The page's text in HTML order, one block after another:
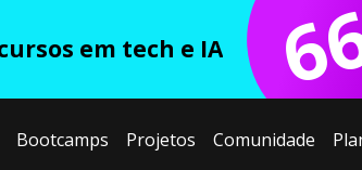
em tech e IA
Bootcamps Projetos Comunidade